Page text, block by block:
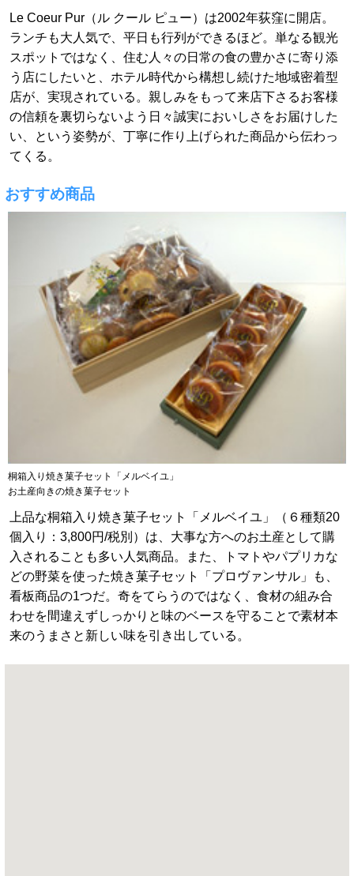
Le Coeur Pur（ル クール ピュー）は2002年荻窪に開店。
ランチも大人気で、平日も行列ができるほど。単なる観光
スポットではなく、住む人々の日常の食の豊かさに寄り添
う店にしたいと、ホテル時代から構想し続けた地域密着型
店が、実現されている。親しみをもって来店下さるお客様
の信頼を裏切らないよう日々誠実においしさをお届けした
い、という姿勢が、丁寧に作り上げられた商品から伝わっ
てくる。
おすすめ商品
上品な桐箱入り焼き菓子セット「メルベイユ」（６種類20
個入り：3,800円/税別）は、大事な方へのお土産として購
入されることも多い人気商品。また、トマトやパプリカな
どの野菜を使った焼き菓子セット「プロヴァンサル」も、
看板商品の1つだ。奇をてらうのではなく、食材の組み合
わせを間違えずしっかりと味のベースを守ることで素材本
来のうまさと新しい味を引き出している。
桐箱入り焼き菓子セット「メルベイユ」
お土産向きの焼き菓子セット